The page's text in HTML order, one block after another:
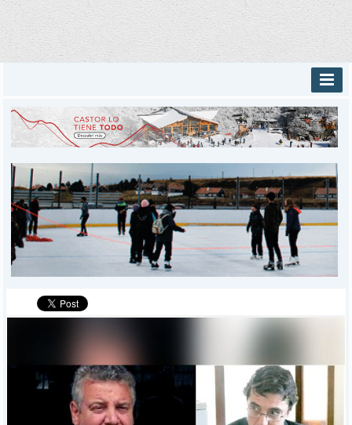
INICIO
PROVINCIALES
DEPORTES
POLICIALES
I-DIARIO
MÁS
BÚSQUEDA